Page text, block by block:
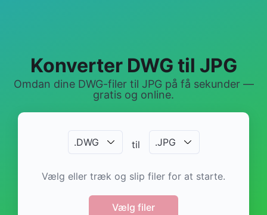
Konverter DWG til JPG
Omdan dine DWG-filer til JPG på få sekunder —
gratis og online.
.DWG til .JPG
Vælg eller træk og slip filer for at starte.
Vælg filer